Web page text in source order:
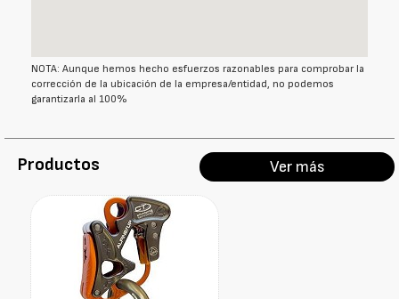
NOTA: Aunque hemos hecho esfuerzos razonables para comprobar la
corrección de la ubicación de la empresa/entidad, no podemos
garantizarla al 100%
Productos Ver más